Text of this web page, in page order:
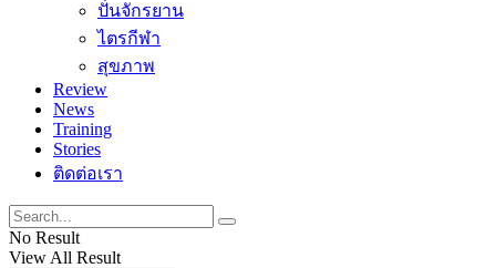
ปั่นจักรยาน
ไตรกีฬา
สุขภาพ
Review
News
Training
Stories
ติดต่อเรา
No Result
View All Result